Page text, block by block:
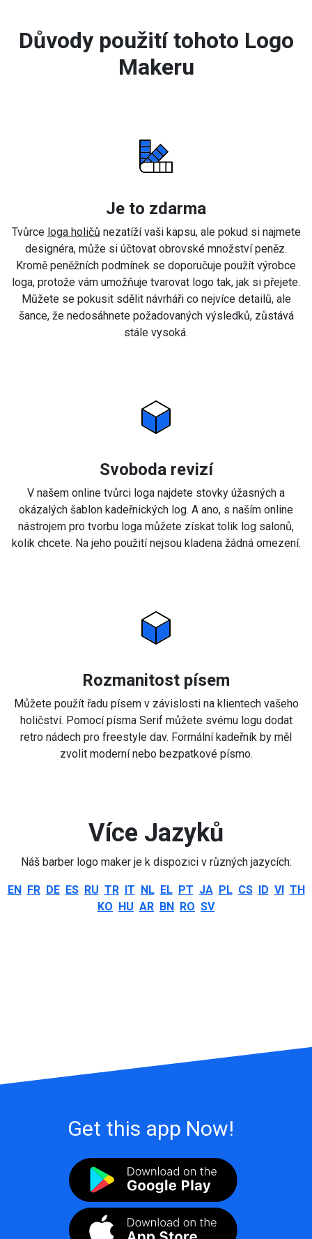
Důvody použití tohoto Logo
Makeru
Je to zdarma
Tvůrce loga holičů nezatíží vaši kapsu, ale pokud si najmete
designéra, může si účtovat obrovské množství peněz.
Kromě peněžních podmínek se doporučuje použít výrobce
loga, protože vám umožňuje tvarovat logo tak, jak si přejete.
Můžete se pokusit sdělit návrháři co nejvíce detailů, ale
šance, že nedosáhnete požadovaných výsledků, zůstává
stále vysoká.
Svoboda revizí
V našem online tvůrci loga najdete stovky úžasných a
okázalých šablon kadeřnických log. A ano, s naším online
nástrojem pro tvorbu loga můžete získat tolik log salonů,
kolik chcete. Na jeho použití nejsou kladena žádná omezení.
Rozmanitost písem
Můžete použít řadu písem v závislosti na klientech vašeho
holičství. Pomocí písma Serif můžete svému logu dodat
retro nádech pro freestyle dav. Formální kadeřník by měl
zvolit moderní nebo bezpatkové písmo.
Více Jazyků
Náš barber logo maker je k dispozici v různých jazycích:
EN FR DE ES RU TR IT NL EL PT JA PL CS ID VI TH
KO HU AR BN RO SV
Get this app Now!